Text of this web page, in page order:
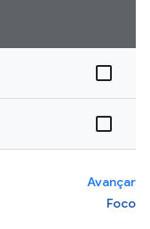
Avançar
Foco